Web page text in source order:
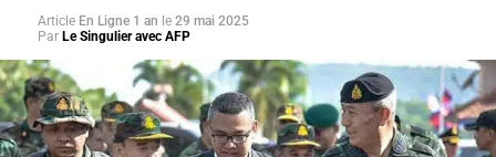
Article En Ligne 1 an le 29 mai 2025
Par Le Singulier avec AFP